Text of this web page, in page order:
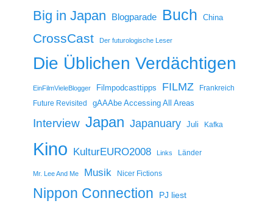
Big in Japan Blogparade Buch China
CrossCast Der futurologische Leser
Die Üblichen Verdächtigen
EinFilmVieleBlogger Filmpodcasttipps FILMZ
Frankreich
Future Revisited
gAAAbe Accessing All Areas
Interview Japan Japanuary Juli Kafka
Kino KulturEURO2008 Links Länder
Mr. Lee And Me Musik Nicer Fictions
Nippon Connection PJ liest